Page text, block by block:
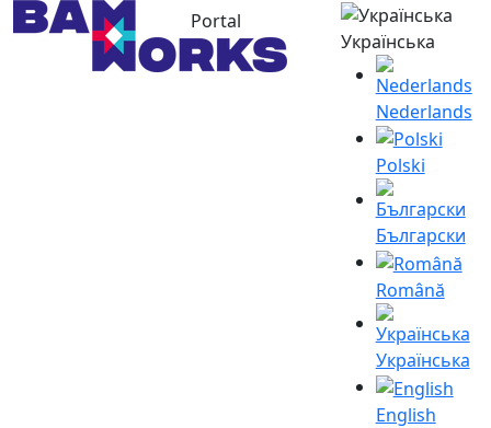
Portal
Українська
Nederlands
Polski
Български
Română
Українська
English